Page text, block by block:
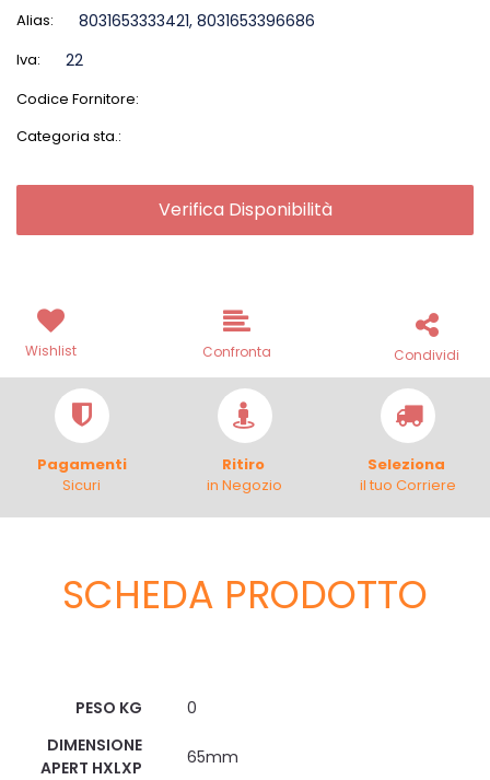
Alias: 8031653333421, 8031653396686
Iva: 22
Codice Fornitore:
Categoria sta.:
Verifica Disponibilità
Wishlist Confronta Condividi
Pagamenti
Sicuri
Ritiro
in Negozio
Seleziona
il tuo Corriere
SCHEDA PRODOTTO
PESO KG
0
DIMENSIONE
APERT HXLXP
65mm